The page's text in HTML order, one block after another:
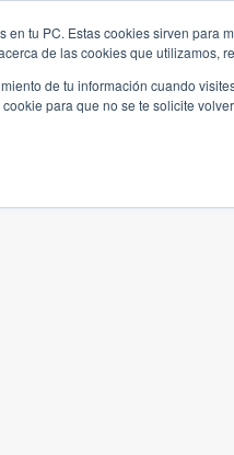
en tu PC. Estas cookies sirven para
de las cookies que utilizamos,
de tu información cuando
para que no se te solicite